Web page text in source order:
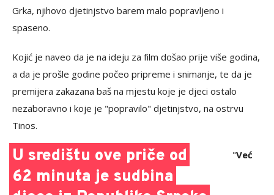
Grka, njihovo djetinjstvo barem malo popravljeno i
spaseno.
Kojić je naveo da je na ideju za film došao prije više godina,
a da je prošle godine počeo pripreme i snimanje, te da je
premijera zakazana baš na mjestu koje je djeci ostalo
nezaboravno i koje je "popravilo" djetinjstvo, na ostrvu
Tinos.
U središtu ove priče od
62 minuta je sudbina
"Već